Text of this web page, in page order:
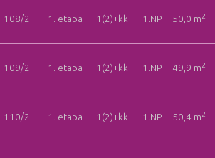
108/2 1. etapa 1(2)+kk 1.NP 50,0 m2
109/2 1. etapa 1(2)+kk 1.NP 49,9 m2
110/2 1. etapa 1(2)+kk 1.NP 50,4 m2